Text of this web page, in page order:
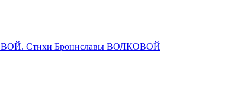
Стихи Брониславы ВОЛКОВОЙ